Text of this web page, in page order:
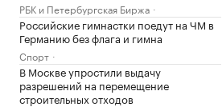
РБК и Петербургская Биржа
Российские гимнастки поедут на ЧМ в
Германию без флага и гимна
Спорт
В Москве упростили выдачу
разрешений на перемещение
строительных отходов